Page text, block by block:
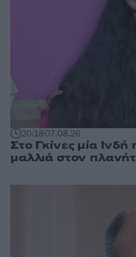
20:1807.08.26
Στο Γκίνες μία
μαλλιά στον